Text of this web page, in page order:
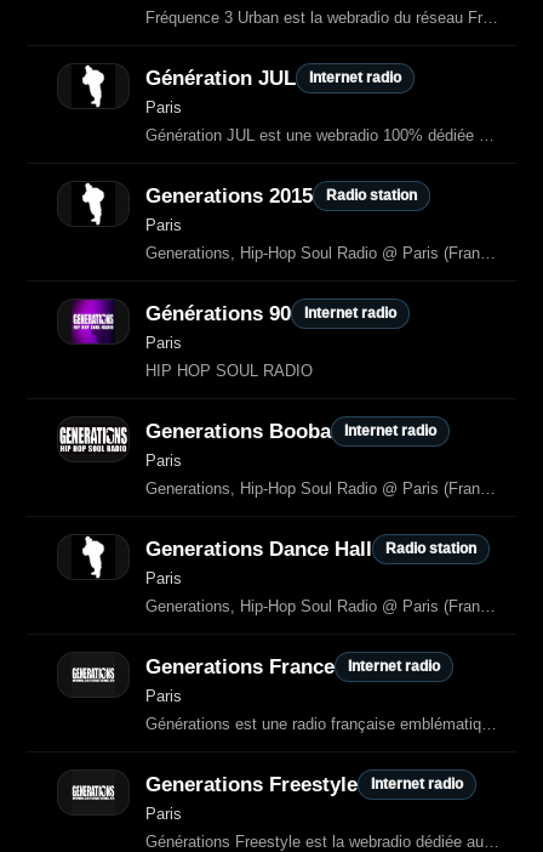
Fréquence 3 Urban est la webradio du réseau Fréquence 3 dédiée aux musiques
Génération JUL Internet radio
Paris
Génération JUL est une webradio 100% dédiée à l’univers de JUL : ses hits, ses
Generations 2015 Radio station
Paris
Generations, Hip-Hop Soul Radio @ Paris (France) - (88.2 FM à Paris et en Ile de France - 101.3 FM à Creil & Meaux)
Générations 90 Internet radio
Paris
HIP HOP SOUL RADIO
Generations Booba Internet radio
Paris
Generations, Hip-Hop Soul Radio @ Paris (France) - (88.2 FM à Paris et en Ile
Generations Dance Hall Radio station
Paris
Generations, Hip-Hop Soul Radio @ Paris (France) - (88.2 FM à Paris et en Ile de France - 101.3 FM à Creil & Meaux)
Generations France Internet radio
Paris
Générations est une radio française emblématique du hip‑hop et de la soul
Generations Freestyle Internet radio
Paris
Générations Freestyle est la webradio dédiée aux freestyles mythiques